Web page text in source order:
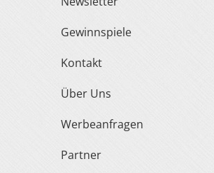
Gewinnspiele
Kontakt
Über Uns
Werbeanfragen
Partner